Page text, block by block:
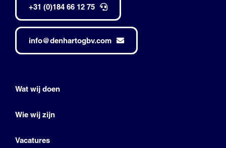
+31 (0)184 66 12 75
info@denhartogbv.com
Wat wij doen
Wie wij zijn
Vacatures